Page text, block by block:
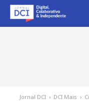
Jornal DCI › DCI Mais ›